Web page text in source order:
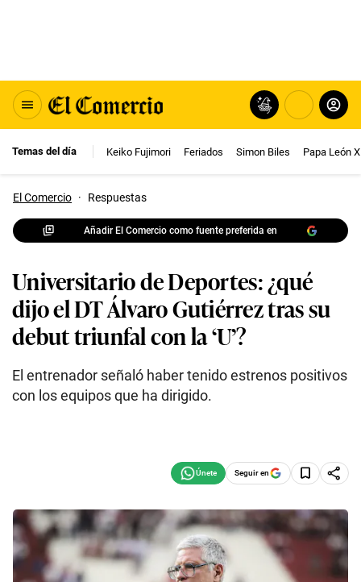
Temas del día Keiko Fujimori Feriados Simon Biles Papa León
El Comercio · Respuestas
Añadir El Comercio como fuente preferida en
Universitario de Deportes: ¿qué
dijo el DT Álvaro Gutiérrez tras su
debut triunfal con la ‘U’?
El entrenador señaló haber tenido estrenos positivos
con los equipos que ha dirigido.
Seguir en